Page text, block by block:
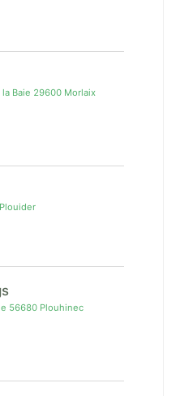
la Baie 29600 Morlaix
56680 Plouhinec